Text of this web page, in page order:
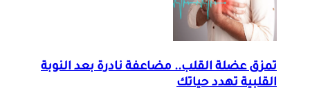
تمزق عضلة القلب.. مضاعفة نادرة بعد النوبة
القلبية تهدد حياتك